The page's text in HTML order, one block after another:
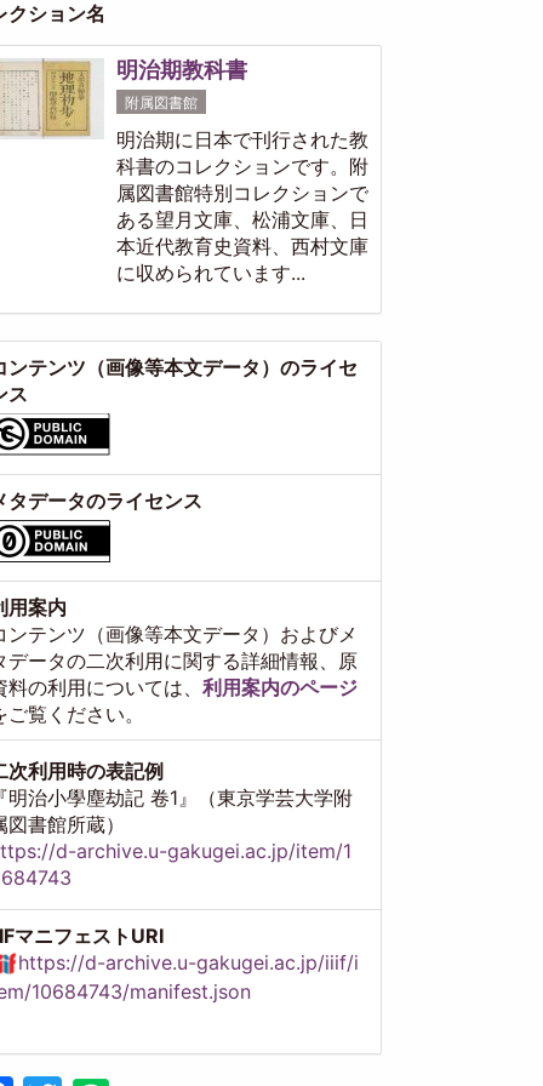
クション名
明治期教科書
附属図書館
明治期に日本で刊行された教
科書のコレクションです。附
属図書館特別コレクションで
ある望月文庫、松浦文庫、日
本近代教育史資料、西村文庫
に収められています...
ンテンツ（画像等本文データ）のライセ
ス
タデータのライセンス
用案内
ンテンツ（画像等本文データ）およびメ
データの二次利用に関する詳細情報、原
料の利用については、 利用案内のページ
ご覧ください。
次利用時の表記例
明治小學塵劫記 卷1』（東京学芸大学附
図書館所蔵）
d-archive.u-gakugei.ac.jp/item/1
マニフェストURI
https://d-archive.u-gakugei.ac.jp/iiif/i
10684743/manifest.json